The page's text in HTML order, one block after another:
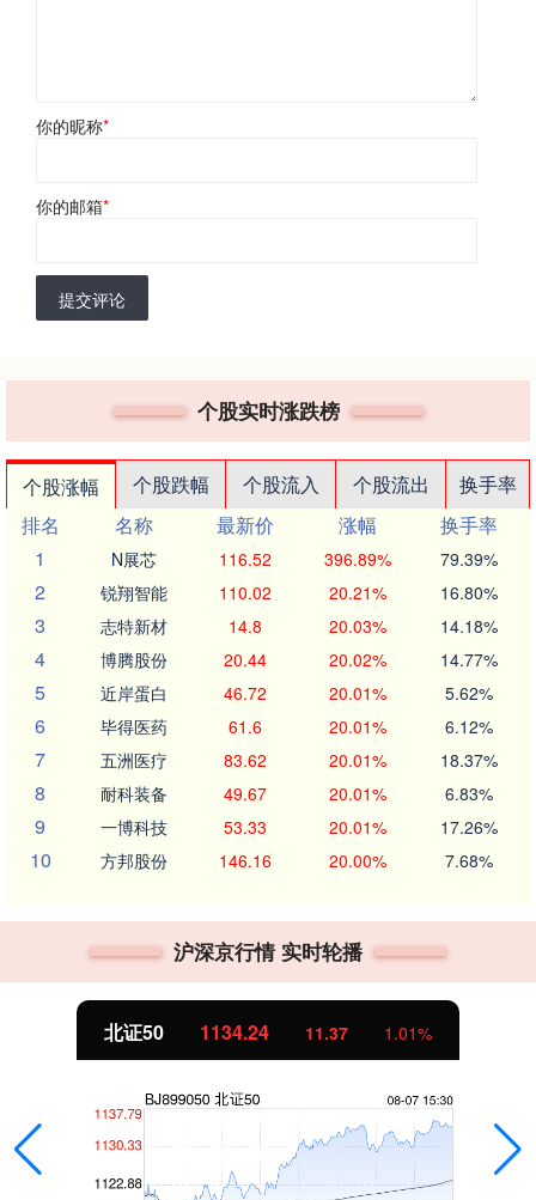
你的昵称*
你的邮箱*
提交评论
个股实时涨跌榜
个股涨幅 个股跌幅 个股流入 个股流出
换手率
排名
名称 最新价 涨幅
换手率
1
N展芯 116.52 396.89% 79.39%
2 锐翔智能 110.02 20.21% 16.80%
3 志特新材 14.8 20.03% 14.18%
4 博腾股份 20.44 20.02% 14.77%
5 近岸蛋白 46.72 20.01% 5.62%
6 毕得医药 61.6 20.01% 6.12%
7 五洲医疗 83.62 20.01% 18.37%
8 耐科装备 49.67 20.01% 6.83%
9 一博科技 53.33 20.01% 17.26%
10 方邦股份 146.16 20.00% 7.68%
沪深京行情 实时轮播
北证50 1134.24 11.37 1.01%